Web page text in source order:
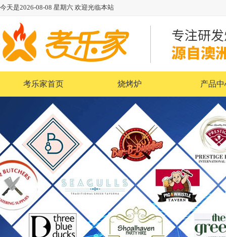
今天是2026-08-08 星期六 欢迎光临本站
考乐家首页 烧烤炉 产品中